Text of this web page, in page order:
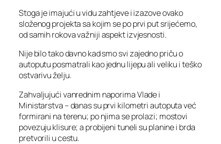
Stoga je imajući u vidu zahtjeve i izazove ovako
složenog projekta sa kojim se po prvi put srijećemo,
od samih rokova važniji aspekt izvjesnosti.
Nije bilo tako davno kad smo svi zajedno priču o
autoputu posmatrali kao jednu lijepu ali veliku i teško
ostvarivu želju.
Zahvaljujući vanrednim naporima Vlade i
Ministarstva – danas su prvi kilometri autoputa već
formirani na terenu; po njima se prolazi; mostovi
povezuju klisure; a probijeni tuneli su planine i brda
pretvorili u cestu.